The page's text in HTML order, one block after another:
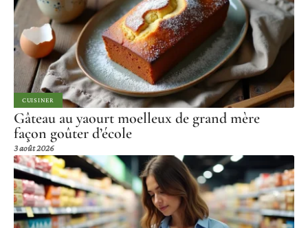
CUISINER
Gâteau au yaourt moelleux de grand mère
façon goûter d’école
3 août 2026